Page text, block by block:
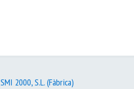
SMI 2000, S.L. (Fàbrica)